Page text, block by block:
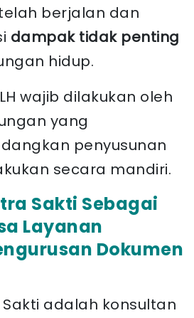
berjalan dan
dampak tidak penting
hidup.
wajib dilakukan oleh
yang
penyusunan
secara mandiri.
Sakti Sebagai
Layanan
Dokumen
Sakti adalah konsultan